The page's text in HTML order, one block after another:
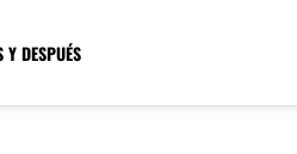
Y DESPUÉS